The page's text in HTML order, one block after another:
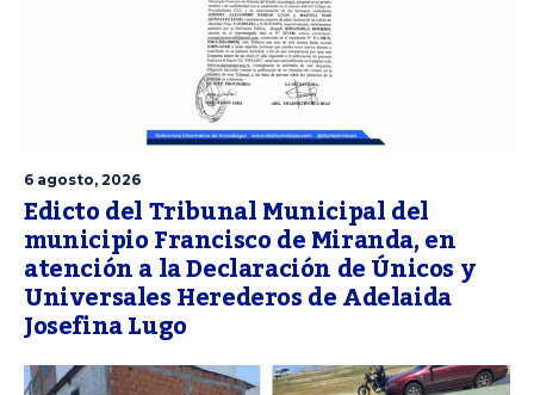
6 agosto, 2026
Edicto del Tribunal Municipal del
municipio Francisco de Miranda, en
atención a la Declaración de Únicos y
Universales Herederos de Adelaida
Josefina Lugo